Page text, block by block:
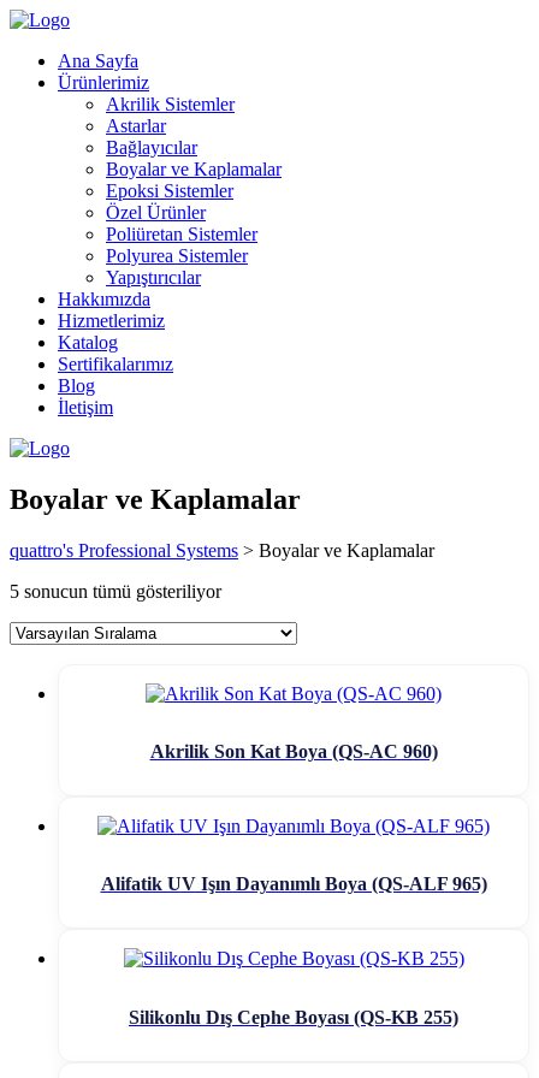
Ana Sayfa
Ürünlerimiz
Akrilik Sistemler
Astarlar
Bağlayıcılar
Boyalar ve Kaplamalar
Epoksi Sistemler
Özel Ürünler
Poliüretan Sistemler
Polyurea Sistemler
Yapıştırıcılar
Hakkımızda
Hizmetlerimiz
Katalog
Sertifikalarımız
Blog
İletişim
Boyalar ve Kaplamalar
quattro's Professional Systems > Boyalar ve Kaplamalar
5 sonucun tümü gösteriliyor
Akrilik Son Kat Boya (QS-AC 960)
Alifatik UV Işın Dayanımlı Boya (QS-ALF 965)
Silikonlu Dış Cephe Boyası (QS-KB 255)